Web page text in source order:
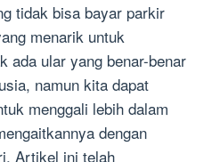
tidak bisa bayar parkir
menarik untuk
ada ular yang benar-benar
namun kita dapat
menggali lebih dalam
dengan
Artikel ini telah